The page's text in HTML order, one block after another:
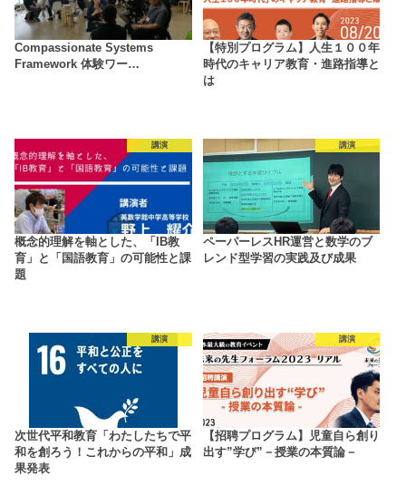
Compassionate Systems
Framework 体験ワー…
【特別プログラム】人生１００年
時代のキャリア教育・進路指導と
は
講演
概念的理解を軸とした、「IB教
育」と「国語教育」の可能性と課
題
講演
ペーパーレスHR運営と数学のブ
レンド型学習の実践及び成果
講演
次世代平和教育「わたしたちで平
和を創ろう！これからの平和」成
果発表
講演
【招聘プログラム】児童自ら創り
出す”学び”－授業の本質論－